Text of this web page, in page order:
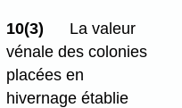
10(3)
La valeur
vénale des colonies
placées en
hivernage établie